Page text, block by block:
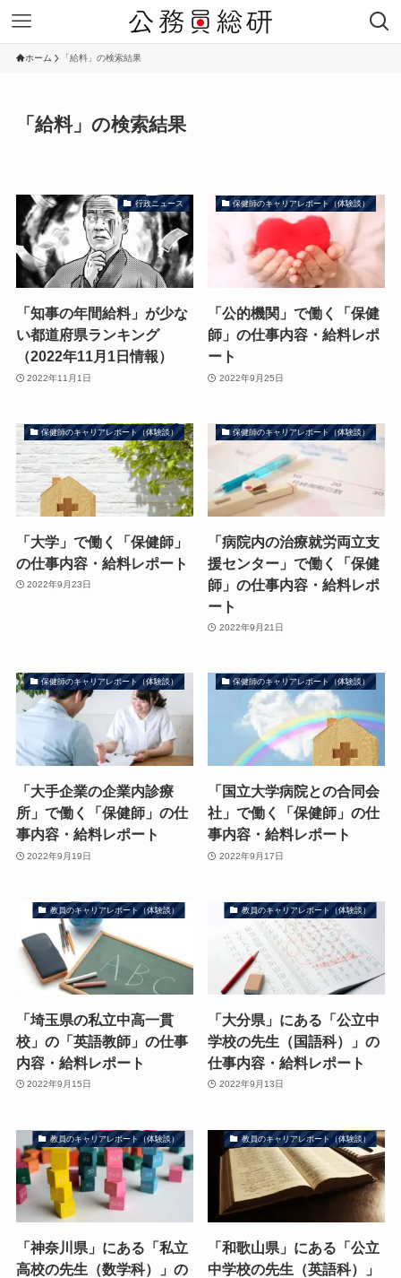
ホーム 「給料」の検索結果
「給料」の検索結果
行政ニュース
「知事の年間給料」が少な
い都道府県ランキング
（2022年11月1日情報）
2022年11月1日
保健師のキャリアレポート（体験談）
「公的機関」で働く「保健
師」の仕事内容・給料レポ
ート
2022年9月25日
保健師のキャリアレポート（体験談）
「大学」で働く「保健師」
の仕事内容・給料レポート
2022年9月23日
保健師のキャリアレポート（体験談）
「病院内の治療就労両立支
援センター」で働く「保健
師」の仕事内容・給料レポ
ート
2022年9月21日
保健師のキャリアレポート（体験談）
「大手企業の企業内診療
所」で働く「保健師」の仕
事内容・給料レポート
2022年9月19日
保健師のキャリアレポート（体験談）
「国立大学病院との合同会
社」で働く「保健師」の仕
事内容・給料レポート
2022年9月17日
教員のキャリアレポート（体験談）
「埼玉県の私立中高一貫
校」の「英語教師」の仕事
内容・給料レポート
2022年9月15日
教員のキャリアレポート（体験談）
「大分県」にある「公立中
学校の先生（国語科）」の
仕事内容・給料レポート
2022年9月13日
教員のキャリアレポート（体験談）
「神奈川県」にある「私立
高校の先生（数学科）」の
教員のキャリアレポート（体験談）
「和歌山県」にある「公立
中学校の先生（英語科）」